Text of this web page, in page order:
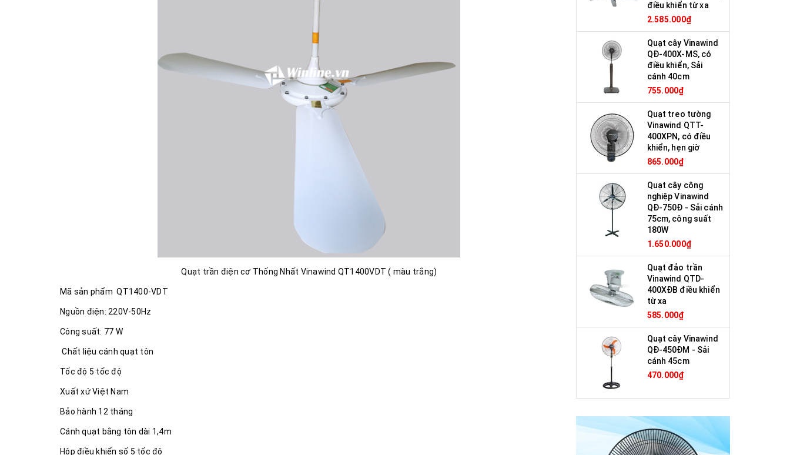
Quạt trần điện cơ Thống Nhất Vinawind QT1400VDT ( màu trắng)
Mã sản phẩm QT1400-VDT
Nguồn điện: 220V-50Hz
Công suất: 77 W
Chất liệu cánh quạt tôn
Tốc độ 5 tốc độ
Xuất xứ Việt Nam
Bảo hành 12 tháng
Cánh quạt bằng tôn dài 1,4m
Hộp điều khiển số 5 tốc độ
điều khiển từ xa
2.585.000₫
Quạt cây Vinawind
QĐ-400X-MS, có
điều khiển, Sải
cánh 40cm
755.000₫
Quạt treo tường
Vinawind QTT-
400XPN, có điều
khiển, hẹn giờ
865.000₫
Quạt cây công
nghiệp Vinawind
QĐ-750Đ - Sải cánh
75cm, công suất
180W
1.650.000₫
Quạt đảo trần
Vinawind QTD-
400XĐB điều khiển
từ xa
585.000₫
Quạt cây Vinawind
QĐ-450ĐM - Sải
cánh 45cm
470.000₫